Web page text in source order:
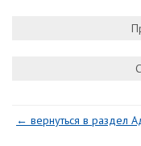
← вернуться в раздел